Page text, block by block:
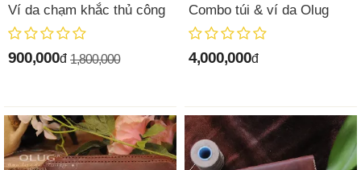
Ví da chạm khắc thủ công
900,000đ 1,800,000
Combo túi & ví da Olug
4,000,000đ